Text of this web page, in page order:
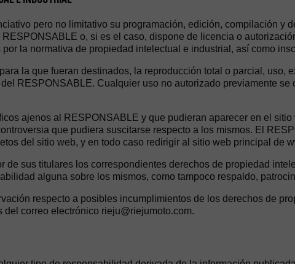
pero no limitativo su programación, edición, compilación y
o, si es el caso, dispone de licencia o
la normativa de propiedad intelectual e industrial, así como
la que fueran destinados, la reproducción total o parcial,
RESPONSABLE. Cualquier uso no autorizado previamente
ajenos al RESPONSABLE y que pudieran aparecer en el
que pudiera suscitarse respecto a los mismos. El
del sitio web, y en todo caso redirigir al sitio web principal de
de sus titulares los correspondientes derechos de propiedad
alguna sobre los mismos, como tampoco respaldo,
respecto a posibles incumplimientos de los derechos de
correo electrónico rieju@riejumoto.com.